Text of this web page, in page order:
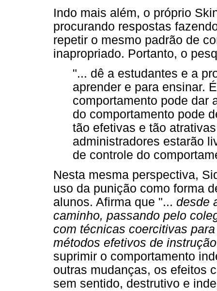
Indo mais além, o próprio
procurando respostas
repetir o mesmo padrão de
inapropriado. Portanto, o
"... dê a estudantes e a
aprender e para ensinar.
comportamento pode dar
do comportamento pode
tão efetivas e tão
administradores estarão
de controle do
Nesta mesma perspectiva,
uso da punição como forma
alunos. Afirma que "... desde
caminho, passando pelo
com técnicas coercitivas
métodos efetivos de instrução
suprimir o comportamento
outras mudanças, os efeitos
sem sentido, destrutivo e